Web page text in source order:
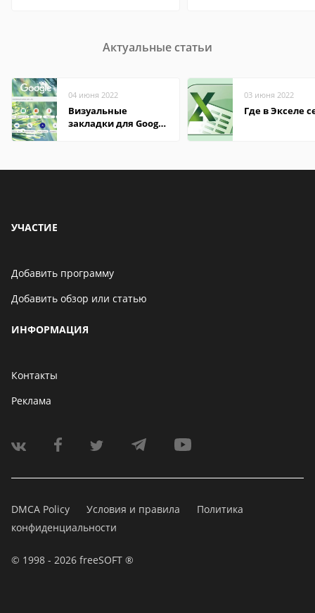
Актуальные статьи
04 июня 2022
Визуальные
закладки для Google
03 июня 2022
Где в Экселе
УЧАСТИЕ
Добавить программу
Добавить обзор или статью
ИНФОРМАЦИЯ
Контакты
Реклама
DMCA Policy Условия и правила
Политика
конфиденциальности
© 1998 - 2026 freeSOFT ®